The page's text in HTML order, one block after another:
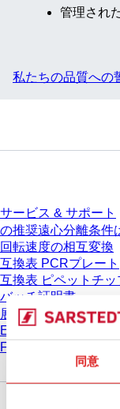
同意
管理され
私たちの品質への
サービス & サポート
の推奨遠心分離条件
回転速度の相互変換
互換表 PCRプレート
互換表 ピペットチッ
バッチ証明書
展示会 & 学会
Eラーニング
FAQ